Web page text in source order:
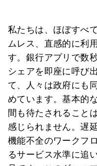
私たちは、ほぼすべ
ムレス、直感的に利
す。銀行アプリで数
シェアを即座に呼び
て、人々は政府にも
めています。基本的
間も待たされること
感じられません。遅
機能不全のワークフ
るサービス水準に追